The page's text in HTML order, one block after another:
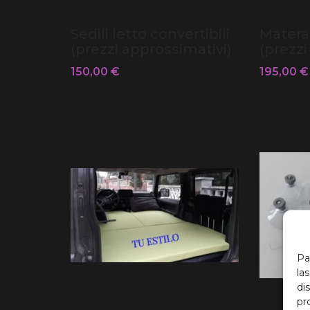
150,00 € 195,00 €